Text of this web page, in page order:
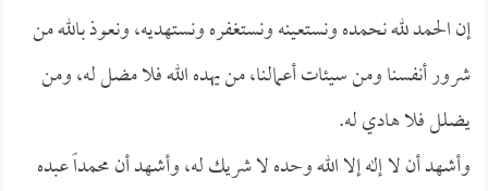
إن الحمد لله نحمده ونستعينه ونستغفره ونستهديه، ونعوذ بالله من
شرور أنفسنا ومن سيئات أعمالنا، من يهده الله فلا مضل له، ومن
يضلل فلا هادي له.
وأشهد أن لا إله إلا الله وحده لا شريك له، وأشهد أن محمداً عبده